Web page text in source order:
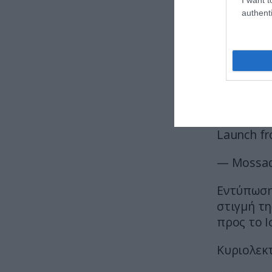
Fire
—
Launch
—
στιγμή
προς το